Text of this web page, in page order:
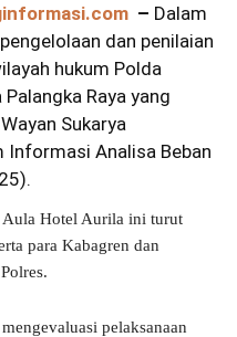
– Dalam
dan penilaian
hukum Polda
Raya yang
Sukarya
Analisa Beban
Aula Hotel Aurila ini turut
para Kabagren dan
pelaksanaan